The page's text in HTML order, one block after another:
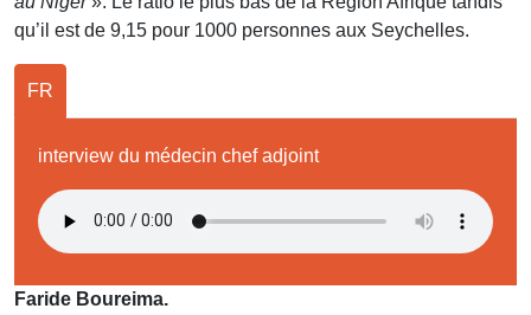
qu’il est de 9,15 pour 1000 personnes aux Seychelles.
FR
interview du médecin chef adjoint
Faride Boureima.